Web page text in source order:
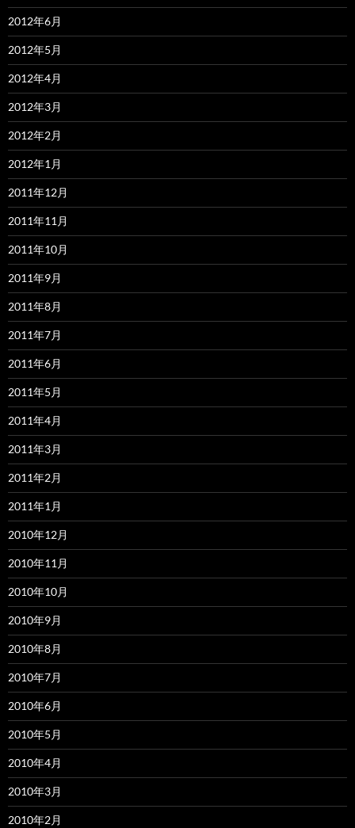
2012年6月
2012年5月
2012年4月
2012年3月
2012年2月
2012年1月
2011年12月
2011年11月
2011年10月
2011年9月
2011年8月
2011年7月
2011年6月
2011年5月
2011年4月
2011年3月
2011年2月
2011年1月
2010年12月
2010年11月
2010年10月
2010年9月
2010年8月
2010年7月
2010年6月
2010年5月
2010年4月
2010年3月
2010年2月